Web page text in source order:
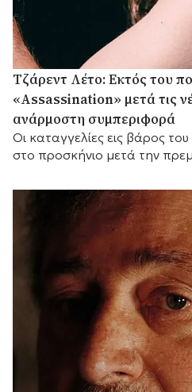
Τζάρεντ Λέτο: Εκτός του
«Assassination» μετά τις
ανάρμοστη συμπεριφορά
Οι καταγγελίες εις βάρος
στο προσκήνιο μετά την